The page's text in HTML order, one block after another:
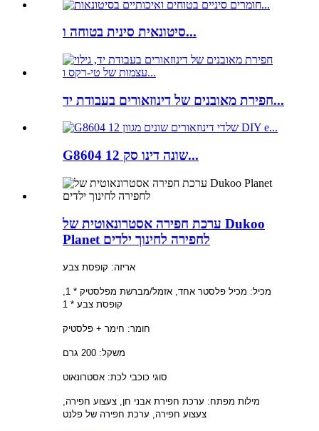
סיטונאית סינית בטוחה ו...
חפירת מאובנים של דינוזאורים בעבודת יד...
G8604 12 שונה דינו סק...
ערכת חפירה אסטרונאוטית של Dukoo
Planet לחפירה לחינוך ילדים
אריזה: קופסת צבע
מכיל: מכיל פלסטר אחד, אזמל/מברשת מפלסטיק * 1,
קופסת צבע * 1
חומר: חימר + פלסטיק
משקל: 200 גרם
סוגי כוכבי לכת: אסטרונאוט
מילות מפתח: ערכת חפירת אבני חן, צעצוע חפירה,
צעצוע חפירה, ערכת חפירה של פלנט